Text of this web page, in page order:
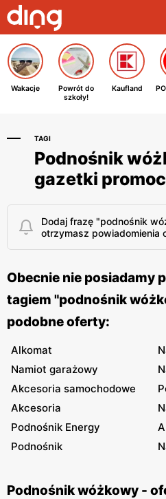
Wakacje
Powrót do
szkoły!
Kaufland
TAGI
Podnośnik
gazetki
Dodaj frazę "podnośnik
otrzymasz powiadomienia
Obecnie nie posiadamy
tagiem "podnośnik
podobne oferty:
Alkomat
Namiot garażowy
Akcesoria samochodowe
Akcesoria
Podnośnik Energy
Podnośnik
Podnośnik wóżkowy -